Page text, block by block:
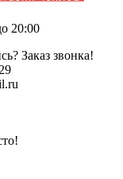
20:00
Заказ звонка!